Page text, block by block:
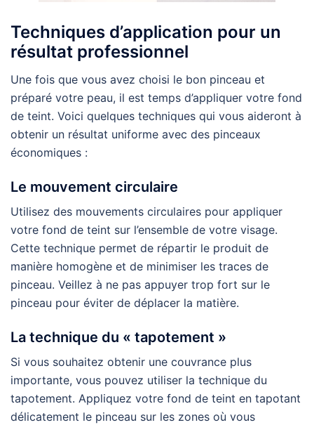
Techniques d’application pour un
résultat professionnel
Une fois que vous avez choisi le bon pinceau et
préparé votre peau, il est temps d’appliquer votre fond
de teint. Voici quelques techniques qui vous aideront à
obtenir un résultat uniforme avec des pinceaux
économiques :
Le mouvement circulaire
Utilisez des mouvements circulaires pour appliquer
votre fond de teint sur l’ensemble de votre visage.
Cette technique permet de répartir le produit de
manière homogène et de minimiser les traces de
pinceau. Veillez à ne pas appuyer trop fort sur le
pinceau pour éviter de déplacer la matière.
La technique du « tapotement »
Si vous souhaitez obtenir une couvrance plus
importante, vous pouvez utiliser la technique du
tapotement. Appliquez votre fond de teint en tapotant
délicatement le pinceau sur les zones où vous